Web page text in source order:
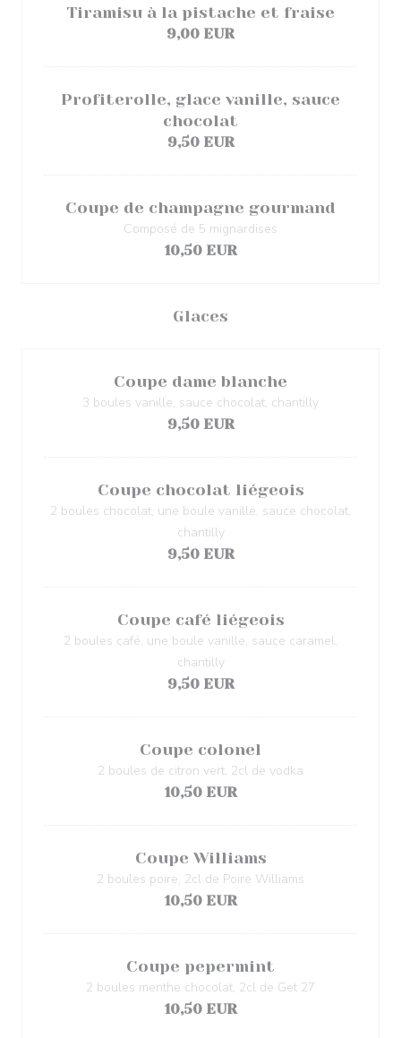
Tiramisu à la pistache et fraise
9,00 EUR
Profiterolle, glace vanille, sauce
chocolat
9,50 EUR
Coupe de champagne gourmand
Composé de 5 mignardises
10,50 EUR
Glaces
Coupe dame blanche
3 boules vanille, sauce chocolat, chantilly
9,50 EUR
Coupe chocolat liégeois
2 boules chocolat, une boule vanille, sauce chocolat,
chantilly
9,50 EUR
Coupe café liégeois
2 boules café, une boule vanille, sauce caramel,
chantilly
9,50 EUR
Coupe colonel
2 boules de citron vert, 2cl de vodka
10,50 EUR
Coupe Williams
2 boules poire, 2cl de Poire Williams
10,50 EUR
Coupe pepermint
2 boules menthe chocolat, 2cl de Get 27
10,50 EUR